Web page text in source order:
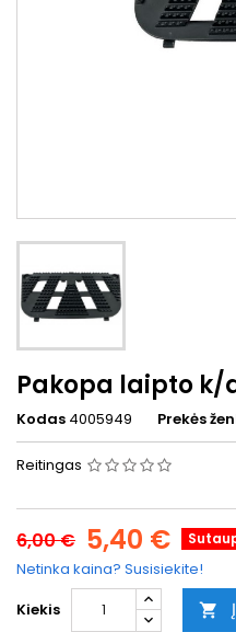
Pakopa laipto k/
Kodas 4005949 Prekės
Reitingas
6,00 € 5,40 €
Netinka kaina? Susisiekite!
Kiekis
